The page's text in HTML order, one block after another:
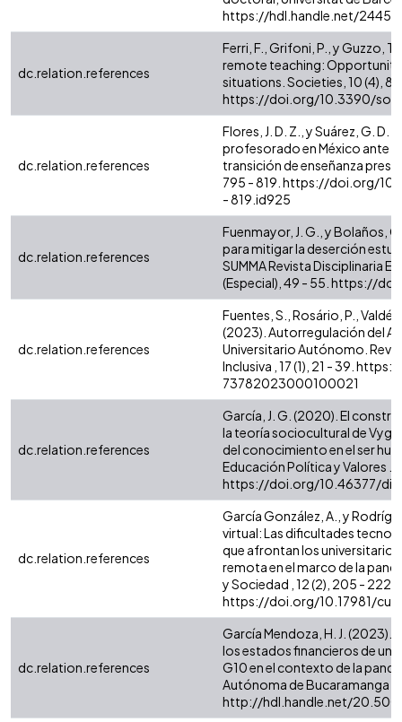
https://hdl.handle.net/2445/
dc.relation.references
Ferri, F., Grifoni, P., y Guzzo,
remote teaching:
situations. Societies, 10 (4),
https://doi.org/10.3390/
dc.relation.references
Flores, J. D. Z., y Suárez, G.
profesorado en México ante la
transición de enseñanza
795 - 819. https://doi.org/
- 819.id925
dc.relation.references
Fuenmayor, J. G., y Bolaños,
para mitigar la deserción
SUMMA Revista Disciplinaria
(Especial), 49 - 55. https://
dc.relation.references
Fuentes, S., Rosário, P.,
(2023). Autorregulación del
Universitario Autónomo.
Inclusiva , 17 (1), 21 - 39.
73782023000100021
dc.relation.references
García, J. G. (2020). El
la teoría sociocultural de
del conocimiento en el ser
Educación Política y Valores .
https://doi.org/10.46377/
dc.relation.references
García González, A., y
virtual: Las dificultades
que afrontan los
remota en el marco de la
y Sociedad , 12 (2), 205 - 222.
https://doi.org/10.17981/
dc.relation.references
García Mendoza, H. J. (2023).
los estados financieros de
G10 en el contexto de la
Autónoma de Bucaramanga .
http://hdl.handle.net/